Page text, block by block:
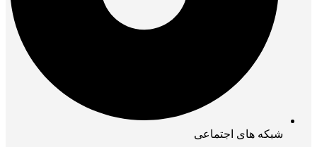
شبکه های اجتماعی